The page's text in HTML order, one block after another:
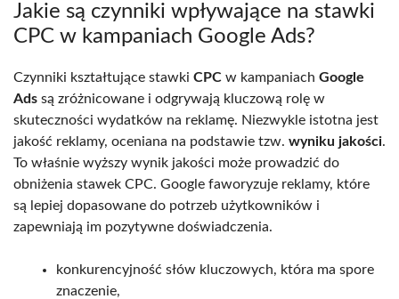
Jakie są czynniki wpływające na stawki
CPC w kampaniach Google Ads?
Czynniki kształtujące stawki CPC w kampaniach Google
Ads są zróżnicowane i odgrywają kluczową rolę w
skuteczności wydatków na reklamę. Niezwykle istotna jest
jakość reklamy, oceniana na podstawie tzw. wyniku jakości.
To właśnie wyższy wynik jakości może prowadzić do
obniżenia stawek CPC. Google faworyzuje reklamy, które
są lepiej dopasowane do potrzeb użytkowników i
zapewniają im pozytywne doświadczenia.
konkurencyjność słów kluczowych, która ma spore
znaczenie,